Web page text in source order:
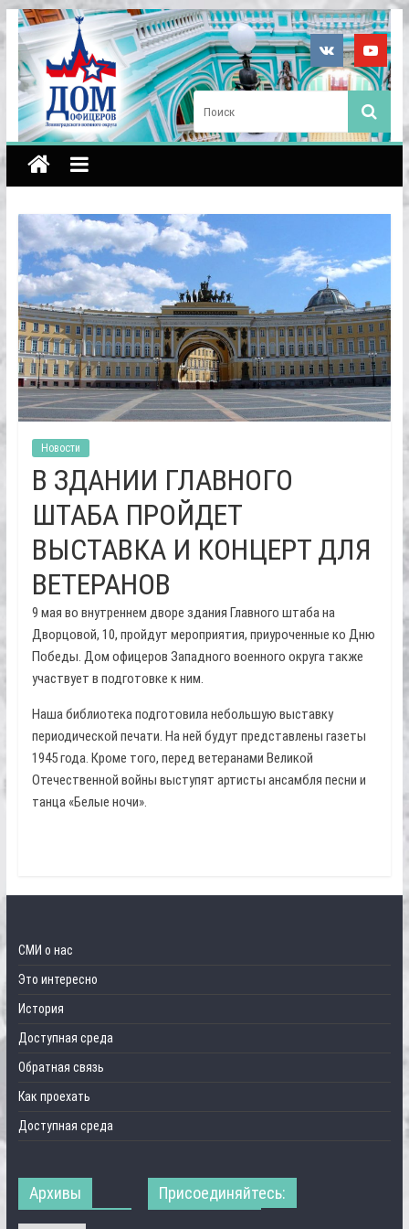
Новости
В ЗДАНИИ ГЛАВНОГО
ШТАБА ПРОЙДЕТ
ВЫСТАВКА И КОНЦЕРТ ДЛЯ
ВЕТЕРАНОВ
9 мая во внутреннем дворе здания Главного штаба на
Дворцовой, 10, пройдут мероприятия, приуроченные ко Дню
Победы. Дом офицеров Западного военного округа также
участвует в подготовке к ним.
Наша библиотека подготовила небольшую выставку
периодической печати. На ней будут представлены газеты
1945 года. Кроме того, перед ветеранами Великой
Отечественной войны выступят артисты ансамбля песни и
танца «Белые ночи».
СМИ о нас
Это интересно
История
Доступная среда
Обратная связь
Как проехать
Доступная среда
Архивы Присоединяйтесь: